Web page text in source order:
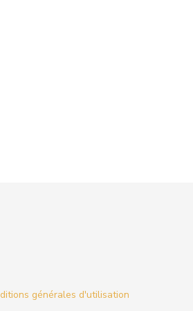
générales d'utilisation